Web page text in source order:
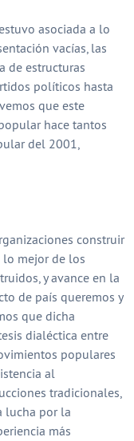
asociada a lo
vacías, las
de estructuras
políticos hasta
que este
hace tantos
del 2001,
construir
lo mejor de los
y avance en la
de país queremos y
que dicha
dialéctica entre
populares
al
tradicionales,
lucha por la
más